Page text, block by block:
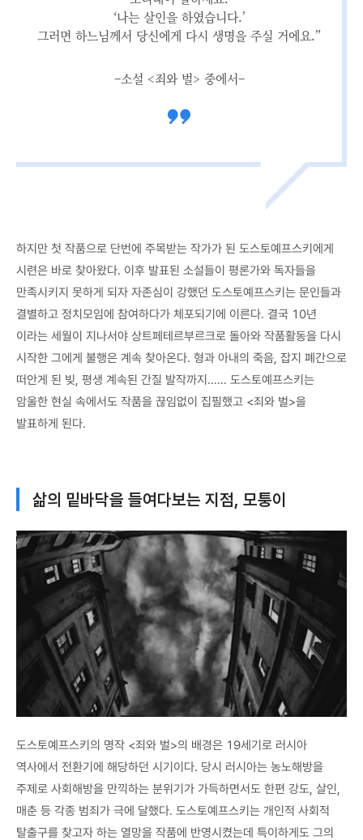
‘나는 살인을 하였습니다.’
그러면 하느님께서 당신에게 다시 생명을 주실 거에요.”
–소설 <죄와 벌> 중에서–
하지만 첫 작품으로 단번에 주목받는 작가가 된 도스토예프스키에게
시련은 바로 찾아왔다. 이후 발표된 소설들이 평론가와 독자들을
만족시키지 못하게 되자 자존심이 강했던 도스토예프스키는 문인들과
결별하고 정치모임에 참여하다가 체포되기에 이른다. 결국 10년
이라는 세월이 지나서야 상트페테르부르크로 돌아와 작품활동을 다시
시작한 그에게 불행은 계속 찾아온다. 형과 아내의 죽음, 잡지 폐간으로
떠안게 된 빚, 평생 계속된 간질 발작까지…… 도스토예프스키는
암울한 현실 속에서도 작품을 끊임없이 집필했고 <죄와 벌>을
발표하게 된다.
삶의 밑바닥을 들여다보는 지점, 모퉁이
도스토예프스키의 명작 <죄와 벌>의 배경은 19세기로 러시아
역사에서 전환기에 해당하던 시기이다. 당시 러시아는 농노해방을
주제로 사회해방을 만끽하는 분위기가 가득하면서도 한편 강도, 살인,
매춘 등 각종 범죄가 극에 달했다. 도스토예프스키는 개인적 사회적
탈출구를 찾고자 하는 열망을 작품에 반영시켰는데 특이하게도 그의